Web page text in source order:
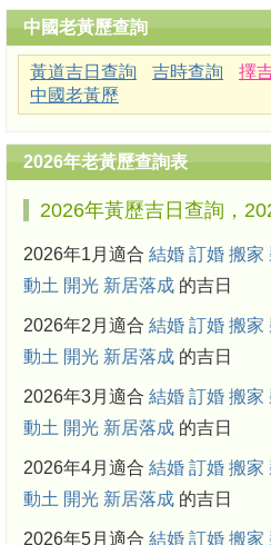
中國老黃歷查詢
黃道吉日查詢 吉時查詢 擇
中國老黃歷
2026年老黃歷查詢表
2026年黃歷吉日查詢，
2026年1月適合 結婚 訂婚 搬家
動土 開光 新居落成 的吉日
2026年2月適合 結婚 訂婚 搬家
動土 開光 新居落成 的吉日
2026年3月適合 結婚 訂婚 搬家
動土 開光 新居落成 的吉日
2026年4月適合 結婚 訂婚 搬家
動土 開光 新居落成 的吉日
2026年5月適合 結婚 訂婚 搬家